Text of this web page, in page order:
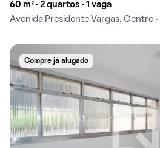
60 m² · 2 quartos · 1 vaga
Avenida Presidente Vargas, Centro ·
Compre já alugado